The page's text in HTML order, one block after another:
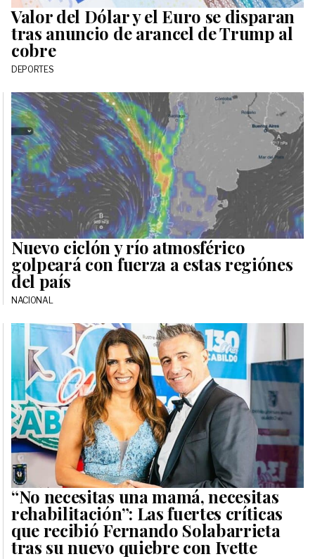
Valor del Dólar y el Euro se disparan
tras anuncio de arancel de Trump al
cobre
DEPORTES
Nuevo ciclón y río atmosférico
golpeará con fuerza a estas regiónes
del país
NACIONAL
“No necesitas una mamá, necesitas
rehabilitación”: Las fuertes críticas
que recibió Fernando Solabarrieta
tras su nuevo quiebre con Ivette